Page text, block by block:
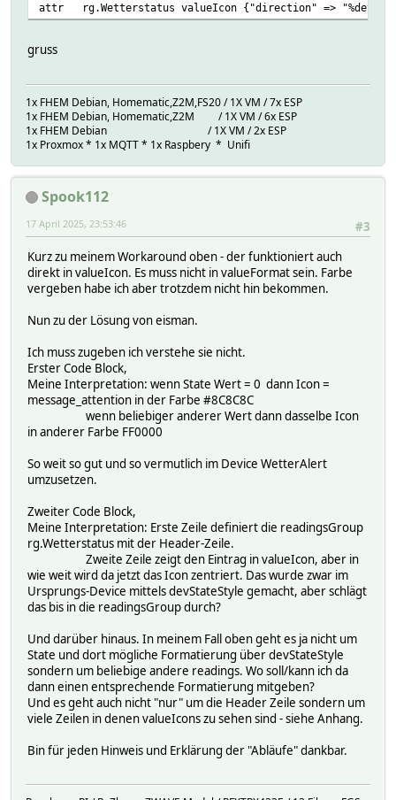
attr rg.Wetterstatus valueIcon {"direction" =>
gruss
1x FHEM Debian, Homematic,Z2M,FS20 / 1X VM / 7x ESP
1x FHEM Debian, Homematic,Z2M / 1X VM / 6x ESP
1x FHEM Debian / 1X VM / 2x ESP
1x Proxmox * 1x MQTT * 1x Raspbery * Unifi
Spook112
#3
17 April 2025, 23:53:46
Kurz zu meinem Workaround oben - der funktioniert auch
direkt in valueIcon. Es muss nicht in valueFormat sein. Farbe
vergeben habe ich aber trotzdem nicht hin bekommen.
Nun zu der Lösung von eisman.
Ich muss zugeben ich verstehe sie nicht.
Erster Code Block,
Meine Interpretation: wenn State Wert = 0 dann Icon =
message_attention in der Farbe #8C8C8C
wenn beliebiger anderer Wert dann dasselbe Icon
in anderer Farbe FF0000
So weit so gut und so vermutlich im Device WetterAlert
umzusetzen.
Zweiter Code Block,
Meine Interpretation: Erste Zeile definiert die readingsGroup
rg.Wetterstatus mit der Header-Zeile.
Zweite Zeile zeigt den Eintrag in valueIcon, aber in
wie weit wird da jetzt das Icon zentriert. Das wurde zwar im
Ursprungs-Device mittels devStateStyle gemacht, aber schlägt
das bis in die readingsGroup durch?
Und darüber hinaus. In meinem Fall oben geht es ja nicht um
State und dort mögliche Formatierung über devStateStyle
sondern um beliebige andere readings. Wo soll/kann ich da
dann einen entsprechende Formatierung mitgeben?
Und es geht auch nicht "nur" um die Header Zeile sondern um
viele Zeilen in denen valueIcons zu sehen sind - siehe Anhang.
Bin für jeden Hinweis und Erklärung der "Abläufe" dankbar.